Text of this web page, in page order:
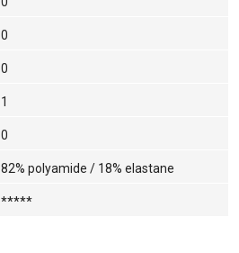
0
0
1
0
82% polyamide / 18% elastane
*****